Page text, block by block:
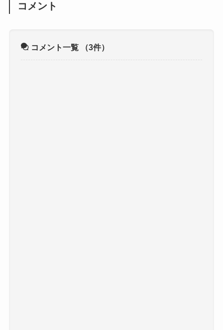
コメント
コメント一覧 （3件）